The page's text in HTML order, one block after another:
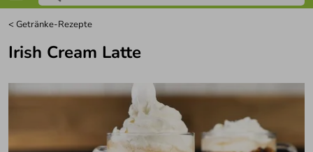
< Getränke-Rezepte
Irish Cream Latte